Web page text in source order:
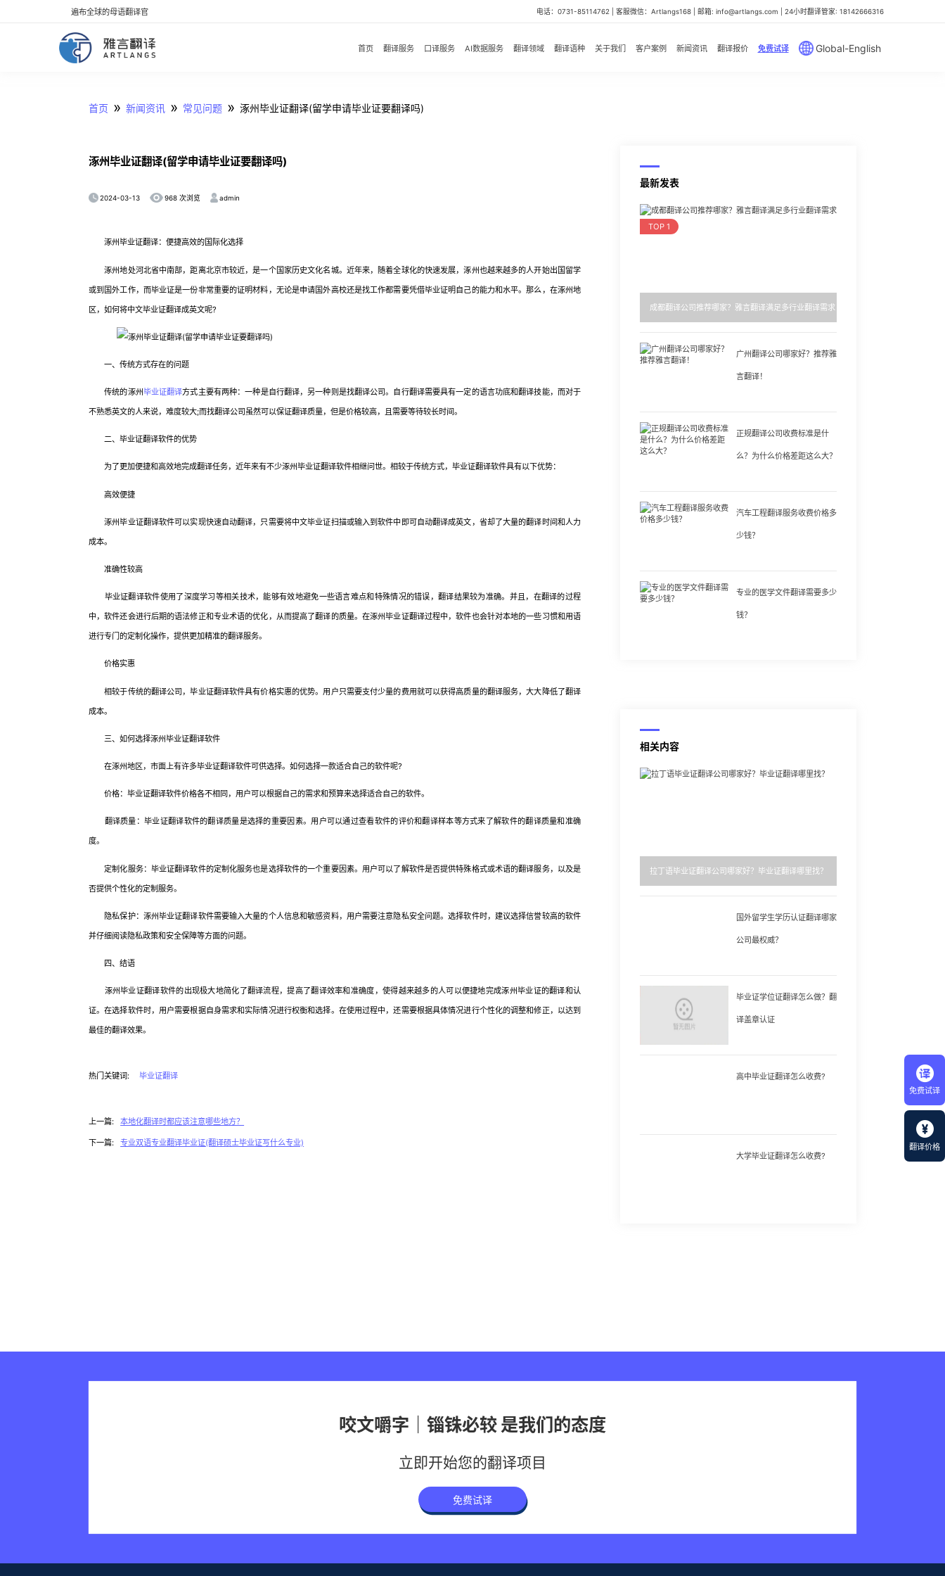
免费试译
翻译价格
遍布全球的母语翻译官 电话：0731-85114762 | 客服微信：Artlangs168 | 邮箱: info@artlangs.com | 24小时翻译管家: 18142666316
首页 翻译服务 口译服务 AI数据服务 翻译领域 翻译语种 关于我们 客户案例 新闻资讯 翻译报价 免费试译 Global-English
首页 » 新闻资讯 » 常见问题 » 涿州毕业证翻译(留学申请毕业证要翻译吗)
涿州毕业证翻译(留学申请毕业证要翻译吗)
2024-03-13 968 次浏览 admin
涿州毕业证翻译：便捷高效的国际化选择
涿州地处河北省中南部，距离北京市较近，是一个国家历史文化名城。近年来，随着全球化的快速发展，涿州也越来越多的人开始出国留学
或到国外工作，而毕业证是一份非常重要的证明材料，无论是申请国外高校还是找工作都需要凭借毕业证明自己的能力和水平。那么，在涿州地
区，如何将中文毕业证翻译成英文呢?
一、传统方式存在的问题
传统的涿州毕业证翻译方式主要有两种：一种是自行翻译，另一种则是找翻译公司。自行翻译需要具有一定的语言功底和翻译技能，而对于
不熟悉英文的人来说，难度较大;而找翻译公司虽然可以保证翻译质量，但是价格较高，且需要等待较长时间。
二、毕业证翻译软件的优势
为了更加便捷和高效地完成翻译任务，近年来有不少涿州毕业证翻译软件相继问世。相较于传统方式，毕业证翻译软件具有以下优势：
高效便捷
涿州毕业证翻译软件可以实现快速自动翻译，只需要将中文毕业证扫描或输入到软件中即可自动翻译成英文，省却了大量的翻译时间和人力
成本。
准确性较高
毕业证翻译软件使用了深度学习等相关技术，能够有效地避免一些语言难点和特殊情况的错误，翻译结果较为准确。并且，在翻译的过程
中，软件还会进行后期的语法修正和专业术语的优化，从而提高了翻译的质量。在涿州毕业证翻译过程中，软件也会针对本地的一些习惯和用语
进行专门的定制化操作，提供更加精准的翻译服务。
价格实惠
相较于传统的翻译公司，毕业证翻译软件具有价格实惠的优势。用户只需要支付少量的费用就可以获得高质量的翻译服务，大大降低了翻译
成本。
三、如何选择涿州毕业证翻译软件
在涿州地区，市面上有许多毕业证翻译软件可供选择。如何选择一款适合自己的软件呢?
价格：毕业证翻译软件价格各不相同，用户可以根据自己的需求和预算来选择适合自己的软件。
翻译质量：毕业证翻译软件的翻译质量是选择的重要因素。用户可以通过查看软件的评价和翻译样本等方式来了解软件的翻译质量和准确
度。
定制化服务：毕业证翻译软件的定制化服务也是选择软件的一个重要因素。用户可以了解软件是否提供特殊格式或术语的翻译服务，以及是
否提供个性化的定制服务。
隐私保护：涿州毕业证翻译软件需要输入大量的个人信息和敏感资料，用户需要注意隐私安全问题。选择软件时，建议选择信誉较高的软件
并仔细阅读隐私政策和安全保障等方面的问题。
四、结语
涿州毕业证翻译软件的出现极大地简化了翻译流程，提高了翻译效率和准确度，使得越来越多的人可以便捷地完成涿州毕业证的翻译和认
证。在选择软件时，用户需要根据自身需求和实际情况进行权衡和选择。在使用过程中，还需要根据具体情况进行个性化的调整和修正，以达到
最佳的翻译效果。
热门关键词: 毕业证翻译
上一篇: 本地化翻译时都应该注意哪些地方？
下一篇: 专业双语专业翻译毕业证(翻译硕士毕业证写什么专业)
最新发表
TOP 1
成都翻译公司推荐哪家？雅言翻译满足多行业翻译需求
广州翻译公司哪家好？推荐雅
言翻译！
正规翻译公司收费标准是什
么？为什么价格差距这么大？
汽车工程翻译服务收费价格多
少钱？
专业的医学文件翻译需要多少
钱？
相关内容
拉丁语毕业证翻译公司哪家好？毕业证翻译哪里找？
国外留学生学历认证翻译哪家
公司最权威？
毕业证学位证翻译怎么做？翻
译盖章认证
高中毕业证翻译怎么收费?
大学毕业证翻译怎么收费?
咬文嚼字｜锱铢必较 是我们的态度
立即开始您的翻译项目
免费试译